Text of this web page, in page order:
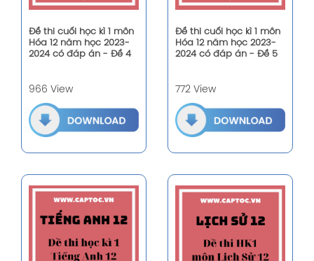
Đề thi cuối học kì 1 môn
Hóa 12 năm học 2023-
2024 có đáp án - Đề 4
966 View
Đề thi cuối học kì 1 môn
Hóa 12 năm học 2023-
2024 có đáp án - Đề 5
772 View